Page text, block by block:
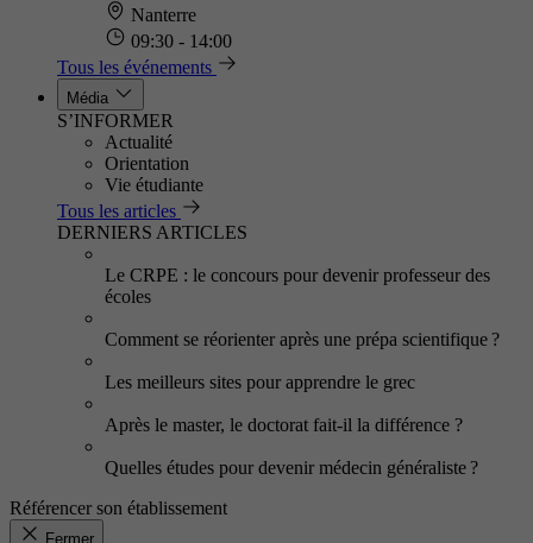
Nanterre
09:30 - 14:00
Tous les événements
Média
S’INFORMER
Actualité
Orientation
Vie étudiante
Tous les articles
DERNIERS ARTICLES
Le CRPE : le concours pour devenir professeur des
écoles
Comment se réorienter après une prépa scientifique ?
Les meilleurs sites pour apprendre le grec
Après le master, le doctorat fait-il la différence ?
Quelles études pour devenir médecin généraliste ?
Référencer son établissement
Fermer